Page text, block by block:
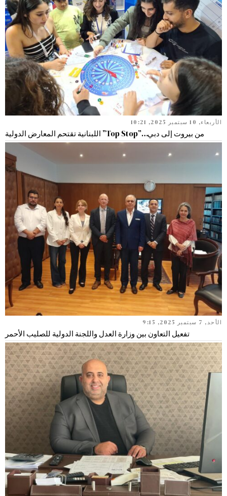
الأربعاء, 10 سبتمبر 2025, 10:21
من بيروت إلى دبي…”Top Stop” اللبنانية تقتحم المعارض الدولية
الأحد, 7 سبتمبر 2025, 9:15
تفعيل التعاون بين وزارة العدل واللجنة الدولية للصليب الأحمر